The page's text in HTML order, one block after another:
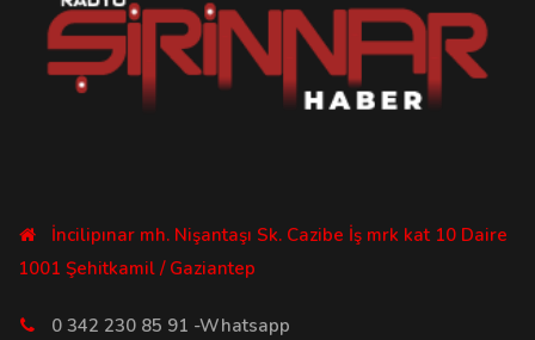
İncilipınar mh. Nişantaşı Sk. Cazibe İş mrk kat 10 Daire
1001 Şehitkamil / Gaziantep
0 342 230 85 91 -Whatsapp